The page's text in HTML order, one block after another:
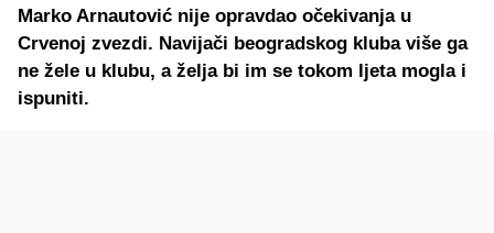
Marko Arnautović nije opravdao očekivanja u
Crvenoj zvezdi. Navijači beogradskog kluba više ga
ne žele u klubu, a želja bi im se tokom ljeta mogla i
ispuniti.